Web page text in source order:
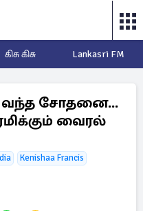
கிசு கிசு Lankasri FM
வந்த சோதனை...
வைரல்
Kenishaa Francis